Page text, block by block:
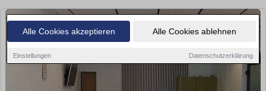
Alle Cookies akzeptieren Alle Cookies ablehnen
Einstellungen Datenschutzerklärung